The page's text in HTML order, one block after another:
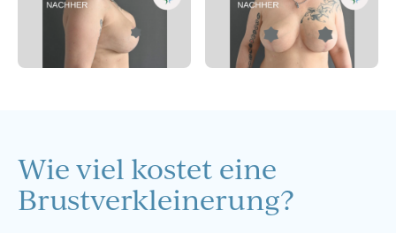
Wie viel kostet eine
Brustverkleinerung?